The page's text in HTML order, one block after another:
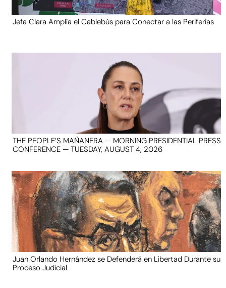
Jefa Clara Amplía el Cablebús para Conectar a las Periferias
THE PEOPLE’S MAÑANERA — MORNING PRESIDENTIAL PRESS
CONFERENCE — TUESDAY, AUGUST 4, 2026
Juan Orlando Hernández se Defenderá en Libertad Durante su
Proceso Judicial